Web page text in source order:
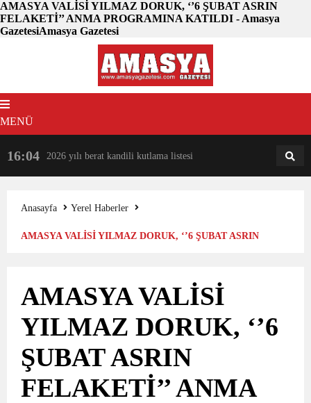
AMASYA VALİSİ YILMAZ DORUK, ‘’6 ŞUBAT ASRIN
FELAKETİ’’ ANMA PROGRAMINA KATILDI - Amasya
GazetesiAmasya Gazetesi
MENÜ
16:04 2026 yılı berat kandili kutlama listesi 18:31
Anasayfa
Yerel Haberler
AMASYA VALİSİ YILMAZ DORUK, ‘’6 ŞUBAT ASRIN
AMASYA VALİSİ
YILMAZ DORUK, ‘’6
ŞUBAT ASRIN
FELAKETİ’’ ANMA